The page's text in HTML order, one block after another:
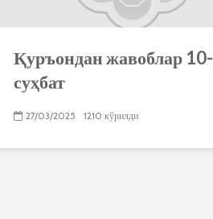
Қуръондан жавоблар 10-
суҳбат
27/03/2025 1210 кўрилди